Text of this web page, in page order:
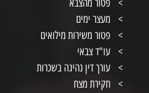
פטור מהצבא
מעצר ימים
פטור משירות מילואים
עו"ד צבאי
עורך דין נהיגה בשכרות
חקירת מצח